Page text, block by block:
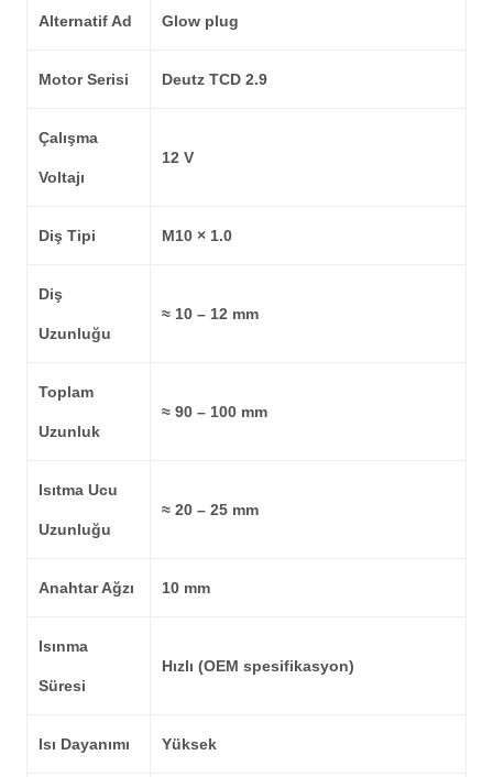
Alternatif Ad Glow plug
Motor Serisi Deutz TCD 2.9
Çalışma
Voltajı
12 V
Diş Tipi M10 × 1.0
Diş
Uzunluğu
≈ 10 – 12 mm
Toplam
Uzunluk
≈ 90 – 100 mm
Isıtma Ucu
Uzunluğu
≈ 20 – 25 mm
Anahtar Ağzı 10 mm
Isınma
Süresi
Hızlı (OEM spesifikasyon)
Isı Dayanımı Yüksek